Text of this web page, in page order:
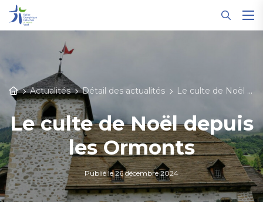
Actualités Détail des actualités Le culte de Noël depuis les Ormonts
Le culte de Noël depuis
les Ormonts
Publié le26 décembre 2024
Panneau de gestion des cookies